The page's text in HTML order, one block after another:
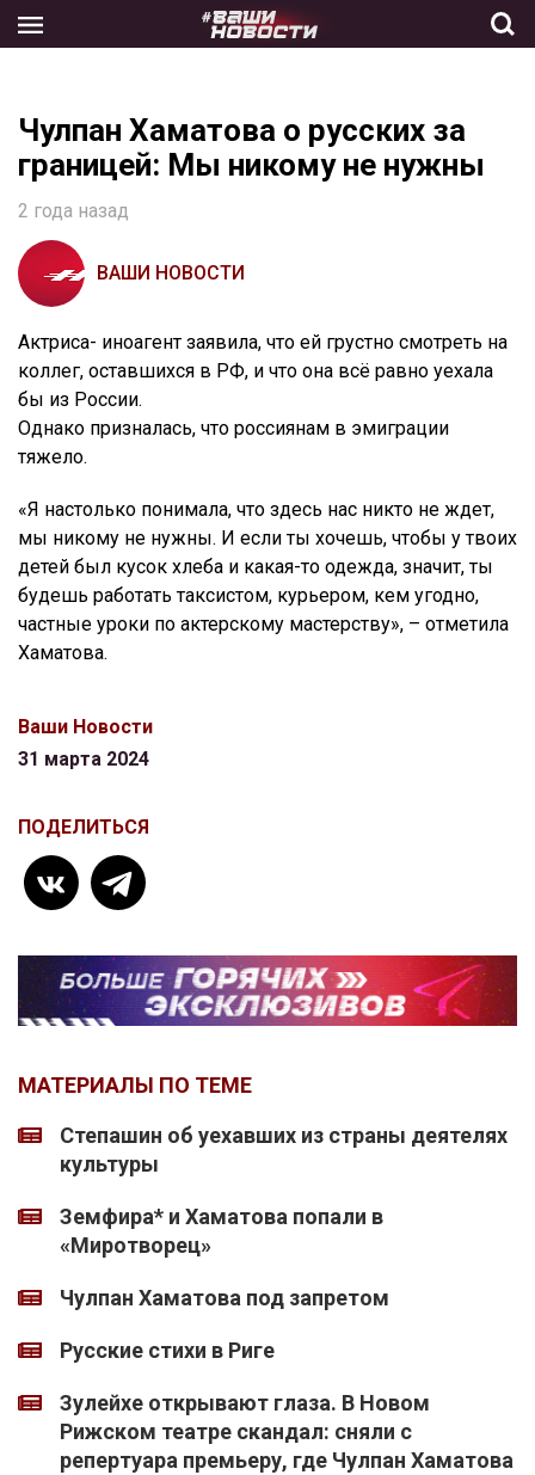
the
Чулпан Хаматова о русских за
границей: Мы никому не нужны
2 года назад
ВАШИ НОВОСТИ
Актриса- иноагент заявила, что ей грустно смотреть на
коллег, оставшихся в РФ, и что она всё равно уехала
бы из России.
Однако призналась, что россиянам в эмиграции
тяжело.
«Я настолько понимала, что здесь нас никто не ждет,
мы никому не нужны. И если ты хочешь, чтобы у твоих
детей был кусок хлеба и какая-то одежда, значит, ты
будешь работать таксистом, курьером, кем угодно,
частные уроки по актерскому мастерству», – отметила
Хаматова.
Ваши Новости
31 марта 2024
ПОДЕЛИТЬСЯ
МАТЕРИАЛЫ ПО ТЕМЕ
Степашин об уехавших из страны деятелях
культуры
Земфира* и Хаматова попали в
«Миротворец»
Чулпан Хаматова под запретом
Русские стихи в Риге
Зулейхе открывают глаза. В Новом
Рижском театре скандал: сняли с
репертуара премьеру, где Чулпан Хаматова